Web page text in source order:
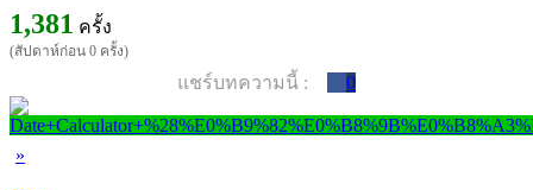
1,381 ครั้ง
(สัปดาห์ก่อน 0 ครั้ง)
แชร์บทความนี้ : 0
»